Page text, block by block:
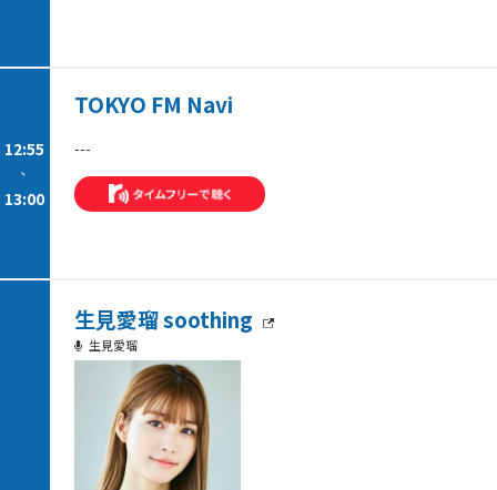
12:55
-
13:00
TOKYO FM Navi
---
生見愛瑠 soothing
生見愛瑠